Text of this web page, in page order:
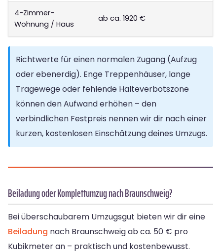
4-Zimmer-
Wohnung / Haus
ab ca. 1920 €
Richtwerte für einen normalen Zugang (Aufzug
oder ebenerdig). Enge Treppenhäuser, lange
Tragewege oder fehlende Halteverbotszone
können den Aufwand erhöhen – den
verbindlichen Festpreis nennen wir dir nach einer
kurzen, kostenlosen Einschätzung deines Umzugs.
Beiladung oder Komplettumzug nach Braunschweig?
Bei überschaubarem Umzugsgut bieten wir dir eine
Beiladung nach Braunschweig ab ca. 50 € pro
Kubikmeter an – praktisch und kostenbewusst.